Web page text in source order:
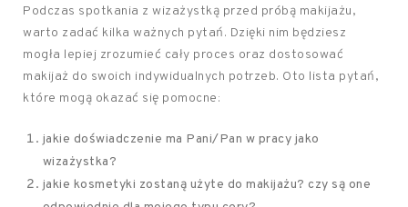
Podczas spotkania z wizażystką przed próbą makijażu,
warto zadać kilka ważnych pytań. Dzięki nim będziesz
mogła lepiej zrozumieć cały proces oraz dostosować
makijaż do swoich indywidualnych potrzeb. Oto lista pytań,
które mogą okazać się pomocne:
jakie doświadczenie ma Pani/Pan w pracy jako
wizażystka?
jakie kosmetyki zostaną użyte do makijażu? czy są one